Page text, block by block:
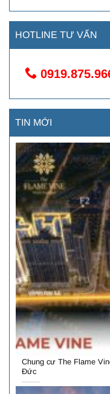
HOTLINE TƯ VẤN
TIN MỚI
Chung cư The Flame
Đức